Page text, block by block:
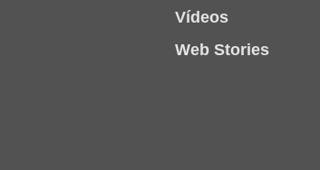
Vídeos
Web Stories